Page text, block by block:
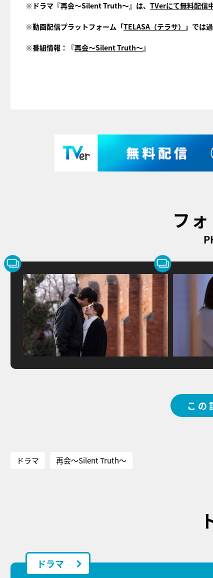
※ドラマ『再会～Silent Truth～』は、 TVerにて無料配信
※動画配信プラットフォーム「TELASA（テラサ） 」では
※番組情報：『再会～Silent Truth～』
フ
この
ドラマ 再会～Silent Truth～
ドラマ